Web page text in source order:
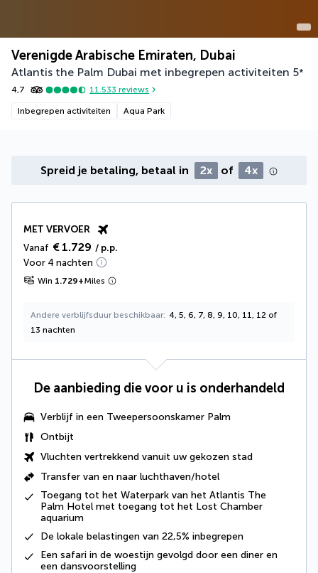
Verenigde Arabische Emiraten, Dubai
Atlantis the Palm Dubai met inbegrepen activiteiten 5*
4,7 11.533 reviews
Inbegrepen activiteiten Aqua Park
Spreid je betaling, betaal in 2x of 4x
MET VERVOER
Vanaf € 1.729 / p.p.
Voor 4 nachten
Win 1.729+Miles
Andere verblijfsduur beschikbaar 4, 5, 6, 7, 8, 9, 10, 11, 12 of
13 nachten
De aanbieding die voor u is onderhandeld
Verblijf in een Tweepersoonskamer Palm
Ontbijt
Vluchten vertrekkend vanuit uw gekozen stad
Transfer van en naar luchthaven/hotel
Toegang tot het Waterpark van het Atlantis The
Palm Hotel met toegang tot het Lost Chamber
aquarium
De lokale belastingen van 22,5% inbegrepen
Een safari in de woestijn gevolgd door een diner en
een dansvoorstelling